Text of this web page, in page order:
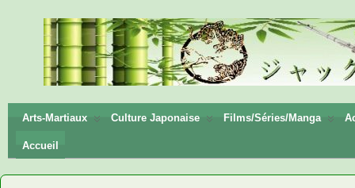
神龍
Shin-
Ryū
Arts-Martiaux Culture Japonaise Films/Séries/Manga
Accueil